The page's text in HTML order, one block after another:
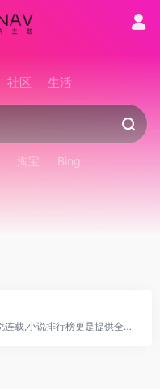
社区 生活
淘宝 Bing
创世中文网网络各界小说高手,每日更新小说连载,小说排行榜更是提供全网最收欢迎的小说下载,当下最好看的小说,如言情小说.穿越小说.玄幻小说等.找最好看的免费小说就来创世中文网.